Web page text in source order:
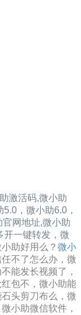
激活码,微小助
， 微小助6.0，
官网地址,微小助
开一键转发，微
助好用么？ 微小
不了怎么办，微
能发长视频了，
包不，微小助能
头剪刀布么，微
小助微信软件，